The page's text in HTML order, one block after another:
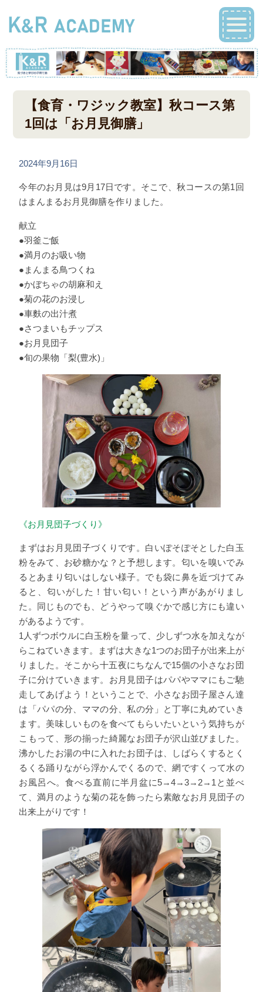
【食育・ワジック教室】秋コース第
1回は「お月見御膳」
2024年9月16日
今年のお月見は9月17日です。そこで、秋コースの第1回
はまんまるお月見御膳を作りました。
献立
●羽釜ご飯
●満月のお吸い物
●まんまる鳥つくね
●かぼちゃの胡麻和え
●菊の花のお浸し
●車麩の出汁煮
●さつまいもチップス
●お月見団子
●旬の果物「梨(豊水)」
《お月見団子づくり》
まずはお月見団子づくりです。白いぽそぽそとした白玉
粉をみて、お砂糖かな？と予想します。匂いを嗅いでみ
るとあまり匂いはしない様子。でも袋に鼻を近づけてみ
ると、匂いがした！甘い匂い！という声があがりまし
た。同じものでも、どうやって嗅ぐかで感じ方にも違い
があるようです。
1人ずつボウルに白玉粉を量って、少しずつ水を加えなが
らこねていきます。まずは大きな1つのお団子が出来上が
りました。そこから十五夜にちなんで15個の小さなお団
子に分けていきます。お月見団子はパパやママにもご馳
走してあげよう！ということで、小さなお団子屋さん達
は「パパの分、ママの分、私の分」と丁寧に丸めていき
ます。美味しいものを食べてもらいたいという気持ちが
こもって、形の揃った綺麗なお団子が沢山並びました。
沸かしたお湯の中に入れたお団子は、しばらくするとく
るくる踊りながら浮かんでくるので、網ですくって水の
お風呂へ。食べる直前に半月盆に5→4→3→2→1と並べ
て、満月のような菊の花を飾ったら素敵なお月見団子の
出来上がりです！